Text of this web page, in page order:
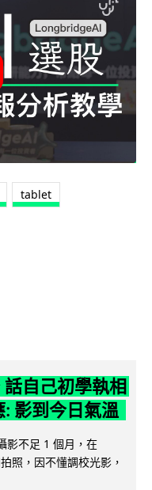
tablet
自己初學執相
影到今日氣溫
影不足 1 個月，在
照，因不懂調校光影，